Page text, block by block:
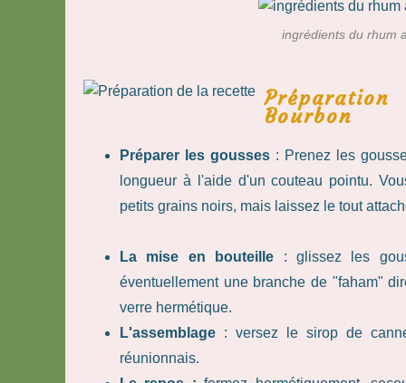
ingrédients du rhum
Bourbon
Préparer les gousses : Prenez les
longueur à l'aide d'un couteau pointu.
petits grains noirs, mais laissez le tout
La mise en bouteille : glissez les
éventuellement une branche de "faham"
verre hermétique.
L'assemblage : versez le sirop de
réunionnais.